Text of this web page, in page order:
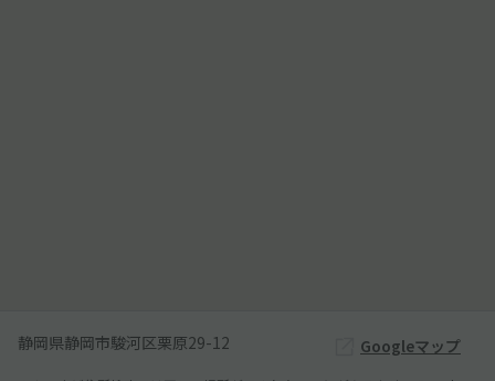
静岡県静岡市駿河区栗原29-12 Googleマップ